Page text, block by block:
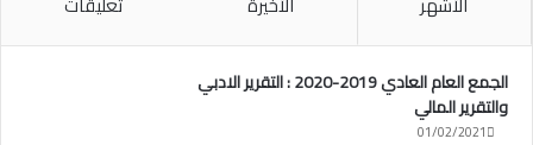
الجمع العام العادي 2019-2020 : التقرير الادبي
والتقرير المالي
01/02/2021